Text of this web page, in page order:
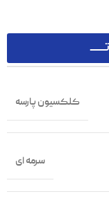
کلکسیون پارسه
سرمه ای